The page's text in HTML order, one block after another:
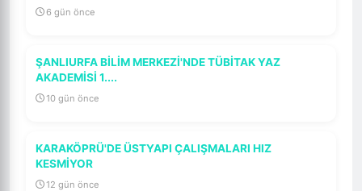
6 gün önce
ŞANLIURFA BİLİM MERKEZİ'NDE TÜBİTAK YAZ
AKADEMİSİ 1....
10 gün önce
KARAKÖPRÜ'DE ÜSTYAPI ÇALIŞMALARI HIZ
KESMİYOR
12 gün önce